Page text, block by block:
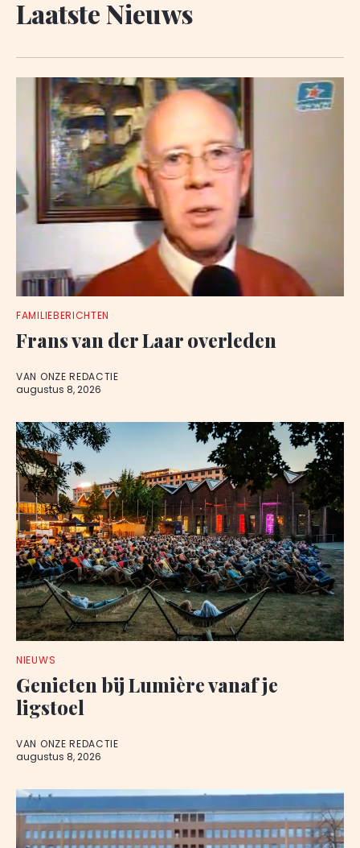
Laatste Nieuws
FAMILIEBERICHTEN
Frans van der Laar overleden
VAN ONZE REDACTIE
augustus 8, 2026
NIEUWS
Genieten bij Lumière vanaf je
ligstoel
VAN ONZE REDACTIE
augustus 8, 2026